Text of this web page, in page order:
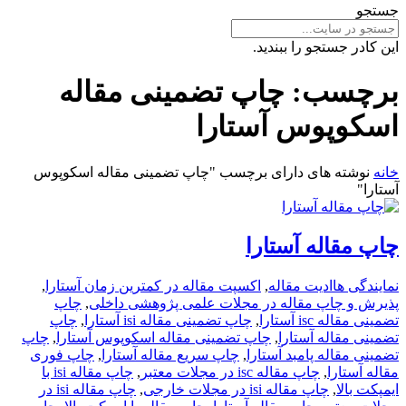
جستجو
این کادر جستجو را ببندید.
برچسب: چاپ تضمینی مقاله
اسکوپوس آستارا
خانه نوشته های دارای برچسب "چاپ تضمینی مقاله اسکوپوس
آستارا"
چاپ مقاله آستارا
نمایندگی ها ادیت مقاله, اکسپت مقاله در کمترین زمان آستارا ,
پذیرش و چاپ مقاله در مجلات علمی پژوهشی داخلی, چاپ
تضمینی مقاله isc آستارا
, چاپ تضمینی مقاله isi آستارا , چاپ
تضمینی مقاله آستارا , چاپ تضمینی مقاله اسکوپوس آستارا , چاپ
تضمینی مقاله پامبد آستارا , چاپ سریع مقاله آستارا , چاپ فوری
مقاله آستارا , چاپ مقاله isc در مجلات معتبر ,
چاپ مقاله isi با
ایمپکت بالا, چاپ مقاله isi در مجلات خارجی ,
چاپ مقاله isi در